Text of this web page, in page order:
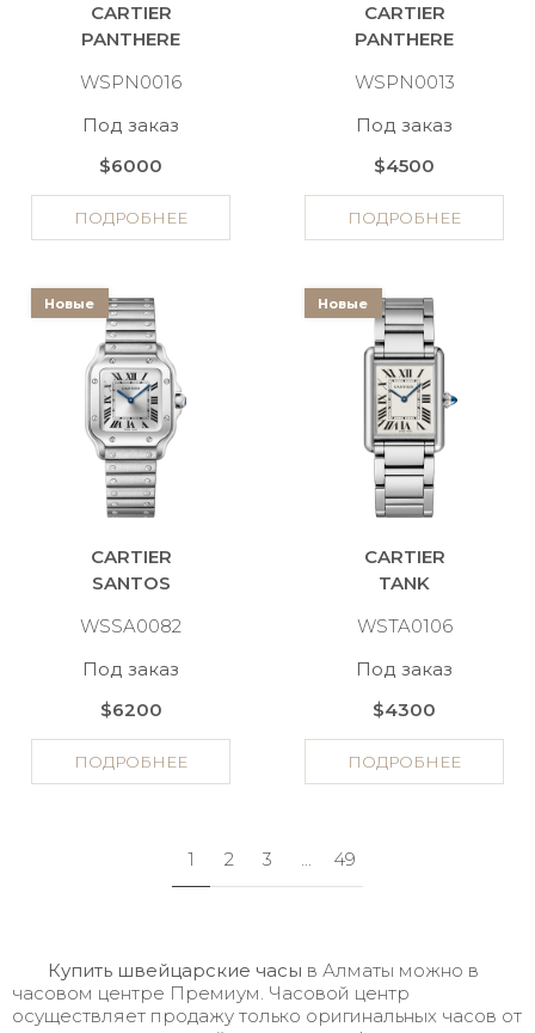
CARTIER
PANTHERE
WSPN0016
Под заказ
$6000
ПОДРОБНЕЕ
CARTIER
PANTHERE
WSPN0013
Под заказ
$4500
ПОДРОБНЕЕ
Новые
CARTIER
SANTOS
WSSA0082
Под заказ
$6200
ПОДРОБНЕЕ
Новые
CARTIER
TANK
WSTA0106
Под заказ
$4300
ПОДРОБНЕЕ
1 2 3 ... 49
Купить швейцарские часы в Алматы можно в
часовом центре Премиум. Часовой центр
осуществляет продажу только оригинальных часов от